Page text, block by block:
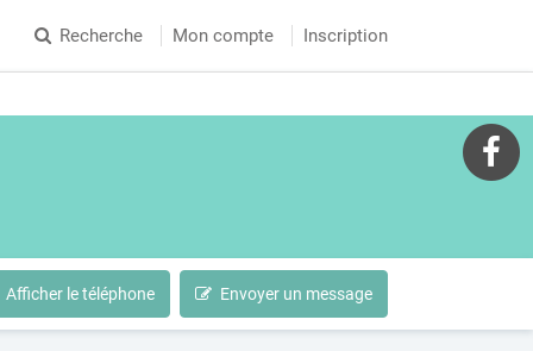
Recherche Mon compte Inscription
Afficher le téléphone Envoyer un message